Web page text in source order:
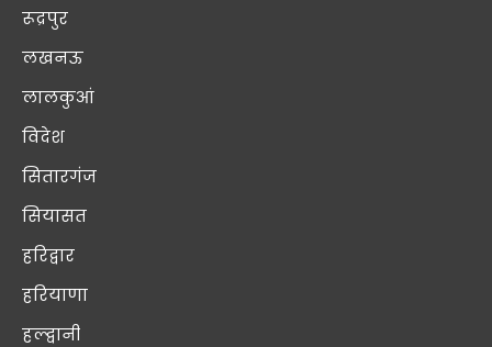
रूद्रपुर
लखनऊ
लालकुआं
विदेश
सितारगंज
सियासत
हरिद्वार
हरियाणा
हल्द्वानी